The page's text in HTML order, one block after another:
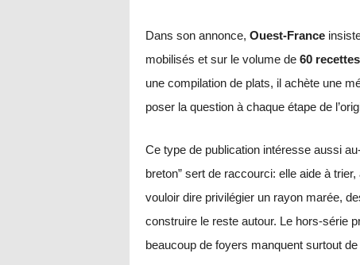
Dans son annonce, Ouest-France
mobilisés et sur le volume de 60
une compilation de plats, il achète une
poser la question à chaque étape de
Ce type de publication intéresse aussi
breton” sert de raccourci: elle aide à
vouloir dire privilégier un rayon marée,
construire le reste autour. Le hors-série
beaucoup de foyers manquent surtout